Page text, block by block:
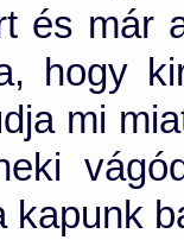
és már
hogy
mi
kapunk